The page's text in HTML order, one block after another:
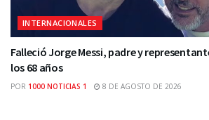
INTERNACIONALES
Falleció Jorge Messi, padre y
los 68 años
POR 1000 NOTICIAS 1 8 DE AGOSTO DE 2026